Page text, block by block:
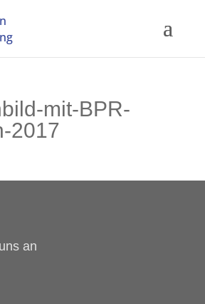
mit-BPR-
2017
an